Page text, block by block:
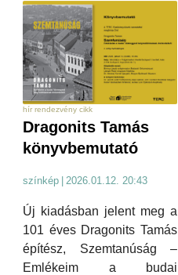
hír rendezvény cikk
Dragonits Tamás
könyvbemutató
színkép 2026.01.12. 20:43
Új kiadásban jelent meg a
101 éves Dragonits Tamás
építész, Szemtanúság –
Emlékeim a budai